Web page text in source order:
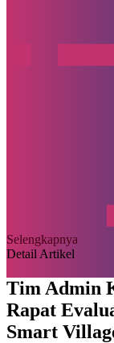
Selengkapnya
Detail Artikel
Tim Admin
Rapat
Smart